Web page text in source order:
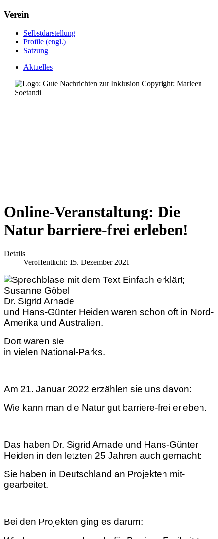
Verein
Selbstdarstellung
Profile (engl.)
Satzung
Aktuelles
Online-Veranstaltung: Die
Natur barriere-frei erleben!
Details
Veröffentlicht: 15. Dezember 2021
Dr. Sigrid Arnade
und Hans-Günter Heiden waren schon oft in Nord-
Amerika und Australien.
Dort waren sie
in vielen National-Parks.
Am 21. Januar 2022 erzählen sie uns davon:
Wie kann man die Natur gut barriere-frei erleben.
Das haben Dr. Sigrid Arnade und Hans-Günter
Heiden in den letzten 25 Jahren auch gemacht:
Sie haben in Deutschland an Projekten mit-
gearbeitet.
Bei den Projekten ging es darum: